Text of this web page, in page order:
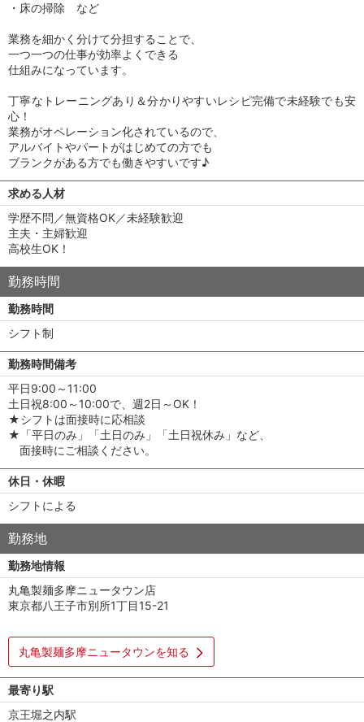
・床の掃除 など
業務を細かく分けて分担することで、
一つ一つの仕事が効率よくできる
仕組みになっています。
丁寧なトレーニングあり＆分かりやすいレシピ完備で未経験でも安
心！
業務がオペレーション化されているので、
アルバイトやパートがはじめての方でも
ブランクがある方でも働きやすいです♪
求める人材
学歴不問／無資格OK／未経験歓迎
主夫・主婦歓迎
高校生OK！
勤務時間
勤務時間
シフト制
勤務時間備考
平日9:00～11:00
土日祝8:00～10:00で、週2日～OK！
★シフトは面接時に応相談
★「平日のみ」「土日のみ」「土日祝休み」など、
面接時にご相談ください。
休日・休暇
シフトによる
勤務地
勤務地情報
丸亀製麺多摩ニュータウン店
東京都八王子市別所1丁目15-21
丸亀製麺多摩ニュータウンを知る
最寄り駅
京王堀之内駅